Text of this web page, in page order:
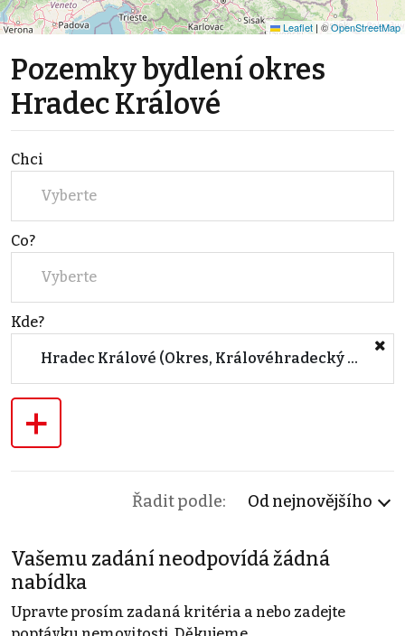
Leaflet | ©OpenStreetMap
Pozemky bydlení okres
Hradec Králové
Chci
Vyberte
Co?
Vyberte
Kde?
Hradec Králové (Okres, Královéhradecký kraj)
+
Řadit podle: Od nejnovějšího
Vašemu zadání neodpovídá žádná
nabídka
Upravte prosím zadaná kritéria a nebo zadejte